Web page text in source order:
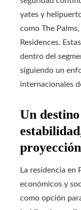
yates y
como The
Residences.
dentro del
siguiendo un
internacionales
Un
proyección
La residencia en
económicos y
como opción